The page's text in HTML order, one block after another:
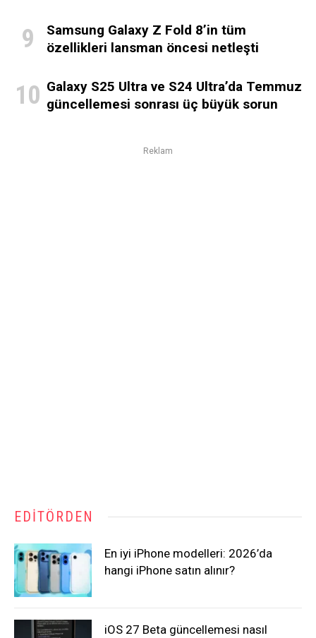
Samsung Galaxy Z Fold 8’in tüm
özellikleri lansman öncesi netleşti
Galaxy S25 Ultra ve S24 Ultra’da Temmuz
güncellemesi sonrası üç büyük sorun
Reklam
EDITÖRDEN
En iyi iPhone modelleri: 2026’da
hangi iPhone satın alınır?
iOS 27 Beta güncellemesi nasıl